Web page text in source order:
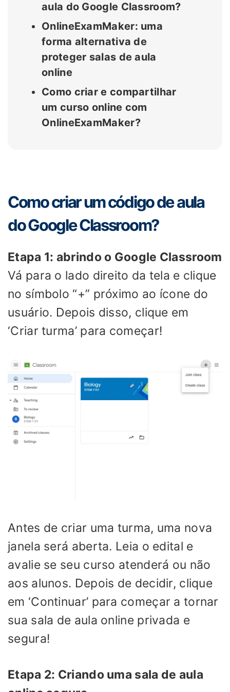
aula do Google Classroom?
OnlineExamMaker: uma
forma alternativa de
proteger salas de aula
online
Como criar e compartilhar
um curso online com
OnlineExamMaker?
Como criar um código de aula
do Google Classroom?
Etapa 1: abrindo o Google Classroom
Vá para o lado direito da tela e clique
no símbolo “+” próximo ao ícone do
usuário. Depois disso, clique em
‘Criar turma’ para começar!
Antes de criar uma turma, uma nova
janela será aberta. Leia o edital e
avalie se seu curso atenderá ou não
aos alunos. Depois de decidir, clique
em ‘Continuar’ para começar a tornar
sua sala de aula online privada e
segura!
Etapa 2: Criando uma sala de aula